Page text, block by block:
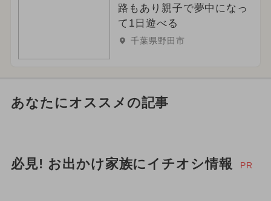
路もあり親子で夢中になっ
て1日遊べる
千葉県野田市
あなたにオススメの記事
必見! お出かけ家族にイチオシ情報 PR